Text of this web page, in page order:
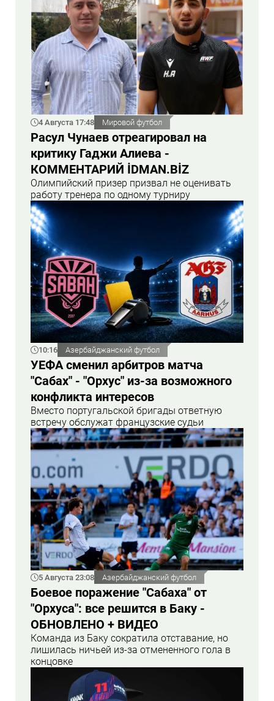
4 Августа 17:48 Мировой футбол
Расул Чунаев отреагировал на
критику Гаджи Алиева -
КОММЕНТАРИЙ İDMAN.BİZ
Олимпийский призер призвал не оценивать
работу тренера по одному турниру
10:16 Азербайджанский футбол
УЕФА сменил арбитров матча
"Сабах" - "Орхус" из-за возможного
конфликта интересов
Вместо португальской бригады ответную
встречу обслужат французские судьи
5 Августа 23:08 Азербайджанский футбол
Боевое поражение "Сабаха" от
"Орхуса": все решится в Баку -
ОБНОВЛЕНО + ВИДЕО
Команда из Баку сократила отставание, но
лишилась ничьей из-за отмененного гола в
концовке